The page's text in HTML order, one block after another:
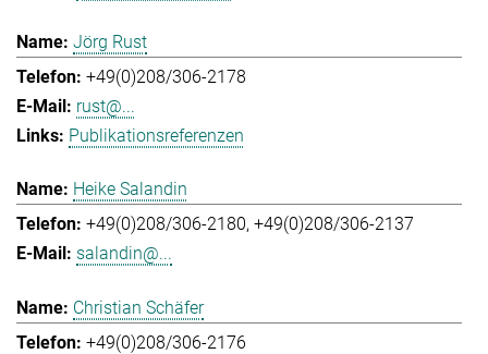
Jörg Rust
+49(0)208/306-2178
rust@...
Publikationsreferenzen
Heike Salandin
+49(0)208/306-2180 +49(0)208/306-2137
salandin@...
Christian Schäfer
+49(0)208/306-2176